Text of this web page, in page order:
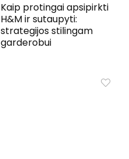
Kaip protingai apsipirkti
H&M ir sutaupyti:
strategijos stilingam
garderobui